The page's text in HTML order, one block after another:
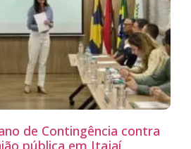
de Contingência contra